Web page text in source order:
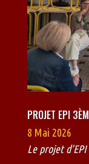
PROJET EPI
8 Mai 2026
Le projet